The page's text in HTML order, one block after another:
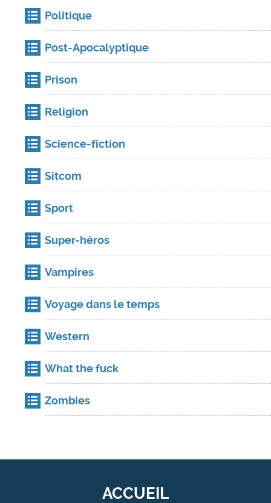
Politique
Post-Apocalyptique
Prison
Religion
Science-fiction
Sitcom
Sport
Super-héros
Vampires
Voyage dans le temps
Western
What the fuck
Zombies
ACCUEIL